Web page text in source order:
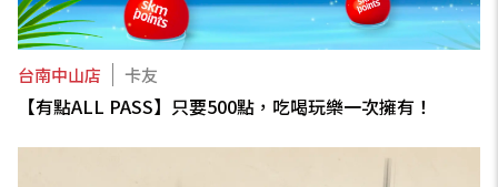
台南中山店 卡友
【有點ALL PASS】只要500點，吃喝玩樂一次擁有！